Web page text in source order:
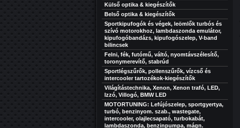
Külső optika & kiegészítők
Belső optika & kiegészítők
Sportkipufogók és végek, leömlők turbós és
szívó motorokhoz, lambdaszonda emulátor,
kipufogóbandázs, kipufogószelep, V-band
bilincsek
Felni, fék, futómű, váltó, nyomtávszélesítő,
toronymerevítő, stabrúd
Sportlégszűrők, pollenszűrők, vízcső és
intercooler tartozékok-kiegészítők
Világítástechnika, Xenon, Xenon trafó, LED,
Izzó, Villogó, BMW LED
MOTORTUNING: Lefújószelep, sportgyertya,
turbó, benzinyom. szab., wastegate,
intercooler, olajlecsapató, turbokabát,
lambdaszonda, benzinpumpa, mágn.